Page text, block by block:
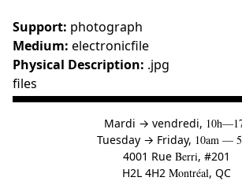
Support: photograph
Medium: electronicfile
Physical Description: .jpg
files
Mardi →àvendredi,
Tuesday → to
Friday, 10am —
4001 Rue Berri, #201
H2L 4H2 Montréal, QC